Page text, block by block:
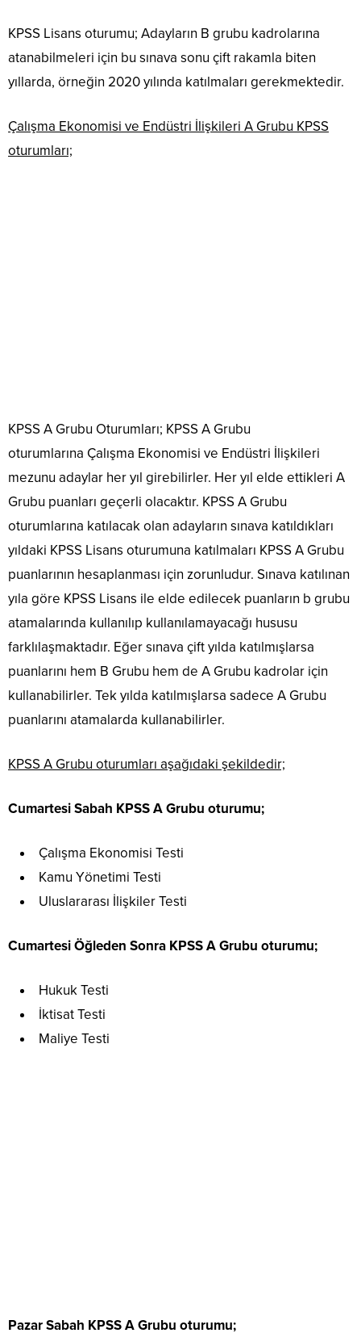
KPSS Lisans oturumu; Adayların B grubu kadrolarına
atanabilmeleri için bu sınava sonu çift rakamla biten
yıllarda, örneğin 2020 yılında katılmaları gerekmektedir.
Çalışma Ekonomisi ve Endüstri İlişkileri A Grubu KPSS
oturumları;
KPSS A Grubu Oturumları; KPSS A Grubu
oturumlarına Çalışma Ekonomisi ve Endüstri İlişkileri
mezunu adaylar her yıl girebilirler. Her yıl elde ettikleri A
Grubu puanları geçerli olacaktır. KPSS A Grubu
oturumlarına katılacak olan adayların sınava katıldıkları
yıldaki KPSS Lisans oturumuna katılmaları KPSS A Grubu
puanlarının hesaplanması için zorunludur. Sınava katılınan
yıla göre KPSS Lisans ile elde edilecek puanların b grubu
atamalarında kullanılıp kullanılamayacağı hususu
farklılaşmaktadır. Eğer sınava çift yılda katılmışlarsa
puanlarını hem B Grubu hem de A Grubu kadrolar için
kullanabilirler. Tek yılda katılmışlarsa sadece A Grubu
puanlarını atamalarda kullanabilirler.
KPSS A Grubu oturumları aşağıdaki şekildedir;
Cumartesi Sabah KPSS A Grubu oturumu;
Çalışma Ekonomisi Testi
Kamu Yönetimi Testi
Uluslararası İlişkiler Testi
Cumartesi Öğleden Sonra KPSS A Grubu oturumu;
Hukuk Testi
İktisat Testi
Maliye Testi
Pazar Sabah KPSS A Grubu oturumu;